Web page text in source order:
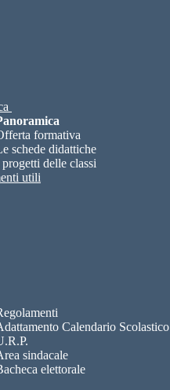
formativa
schede didattiche
delle classi
utili
Calendario Scolastico
sindacale
elettorale